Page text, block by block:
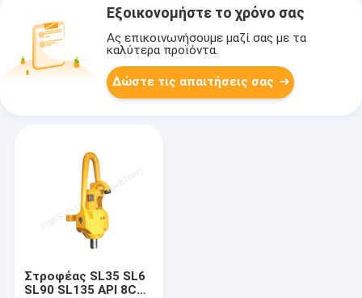
Εξοικονομήστε το χρόνο σας
Ας επικοινωνήσουμε μαζί σας με τα
καλύτερα προϊόντα.
Δώστε τις απαιτήσεις σας
Στροφέας SL35 SL6
SL90 SL135 API 8C